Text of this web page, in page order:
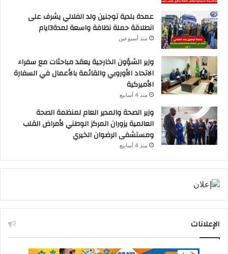
عمدة بلدية توجنين ولد الفلالي يشرف على
انطلاقة حملة نظافة واسعة لمدة3ايام
منذ أسبوعين
وزير الشؤون الخارجية يعقد مباحثات مع سفراء
الاتحاد الأوروبي والقائمة بالأعمال في السفارة
الأميركية
منذ 4 أسابيع
وزير الصحة والمدير العام لمنظمة الصحة
العالمية يزوران المركز الوطني لأمراض القلب
ومستشفى الرضوان الخيري
منذ 4 أسابيع
الإعلانات